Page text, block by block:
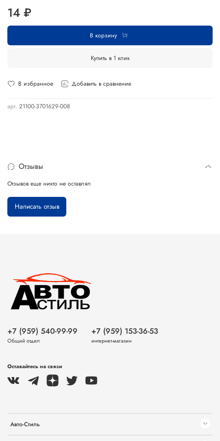
В избранное Добавить в сравнение
арт. 21100-3701629-008
14 ₽
В корзину
Купить в 1 клик
Отзывы
Отзывов еще никто не оставлял
Написать отзыв
Авто-Стиль
+7 (959) 540-99-99
Общий отдел
+7 (959) 153-36-53
интернет-магазин
Оставайтесь на связи